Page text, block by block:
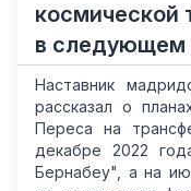
космической
в следующем
Наставник
рассказал о
Переса на
декабре 2022
Бернабеу", а на